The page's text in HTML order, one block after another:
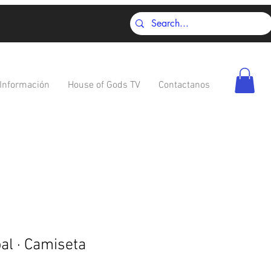
Información House of Gods TV Contactanos
· Camiseta